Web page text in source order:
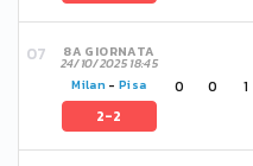
8A GIORNATA
24/10/2025 18:45
Milan -Pisa
2-2
0 0 1